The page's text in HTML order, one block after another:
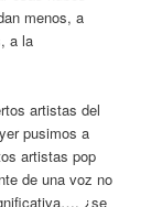
menos, a
a la
artistas del
pusimos a
artistas pop
de una voz no
¿se